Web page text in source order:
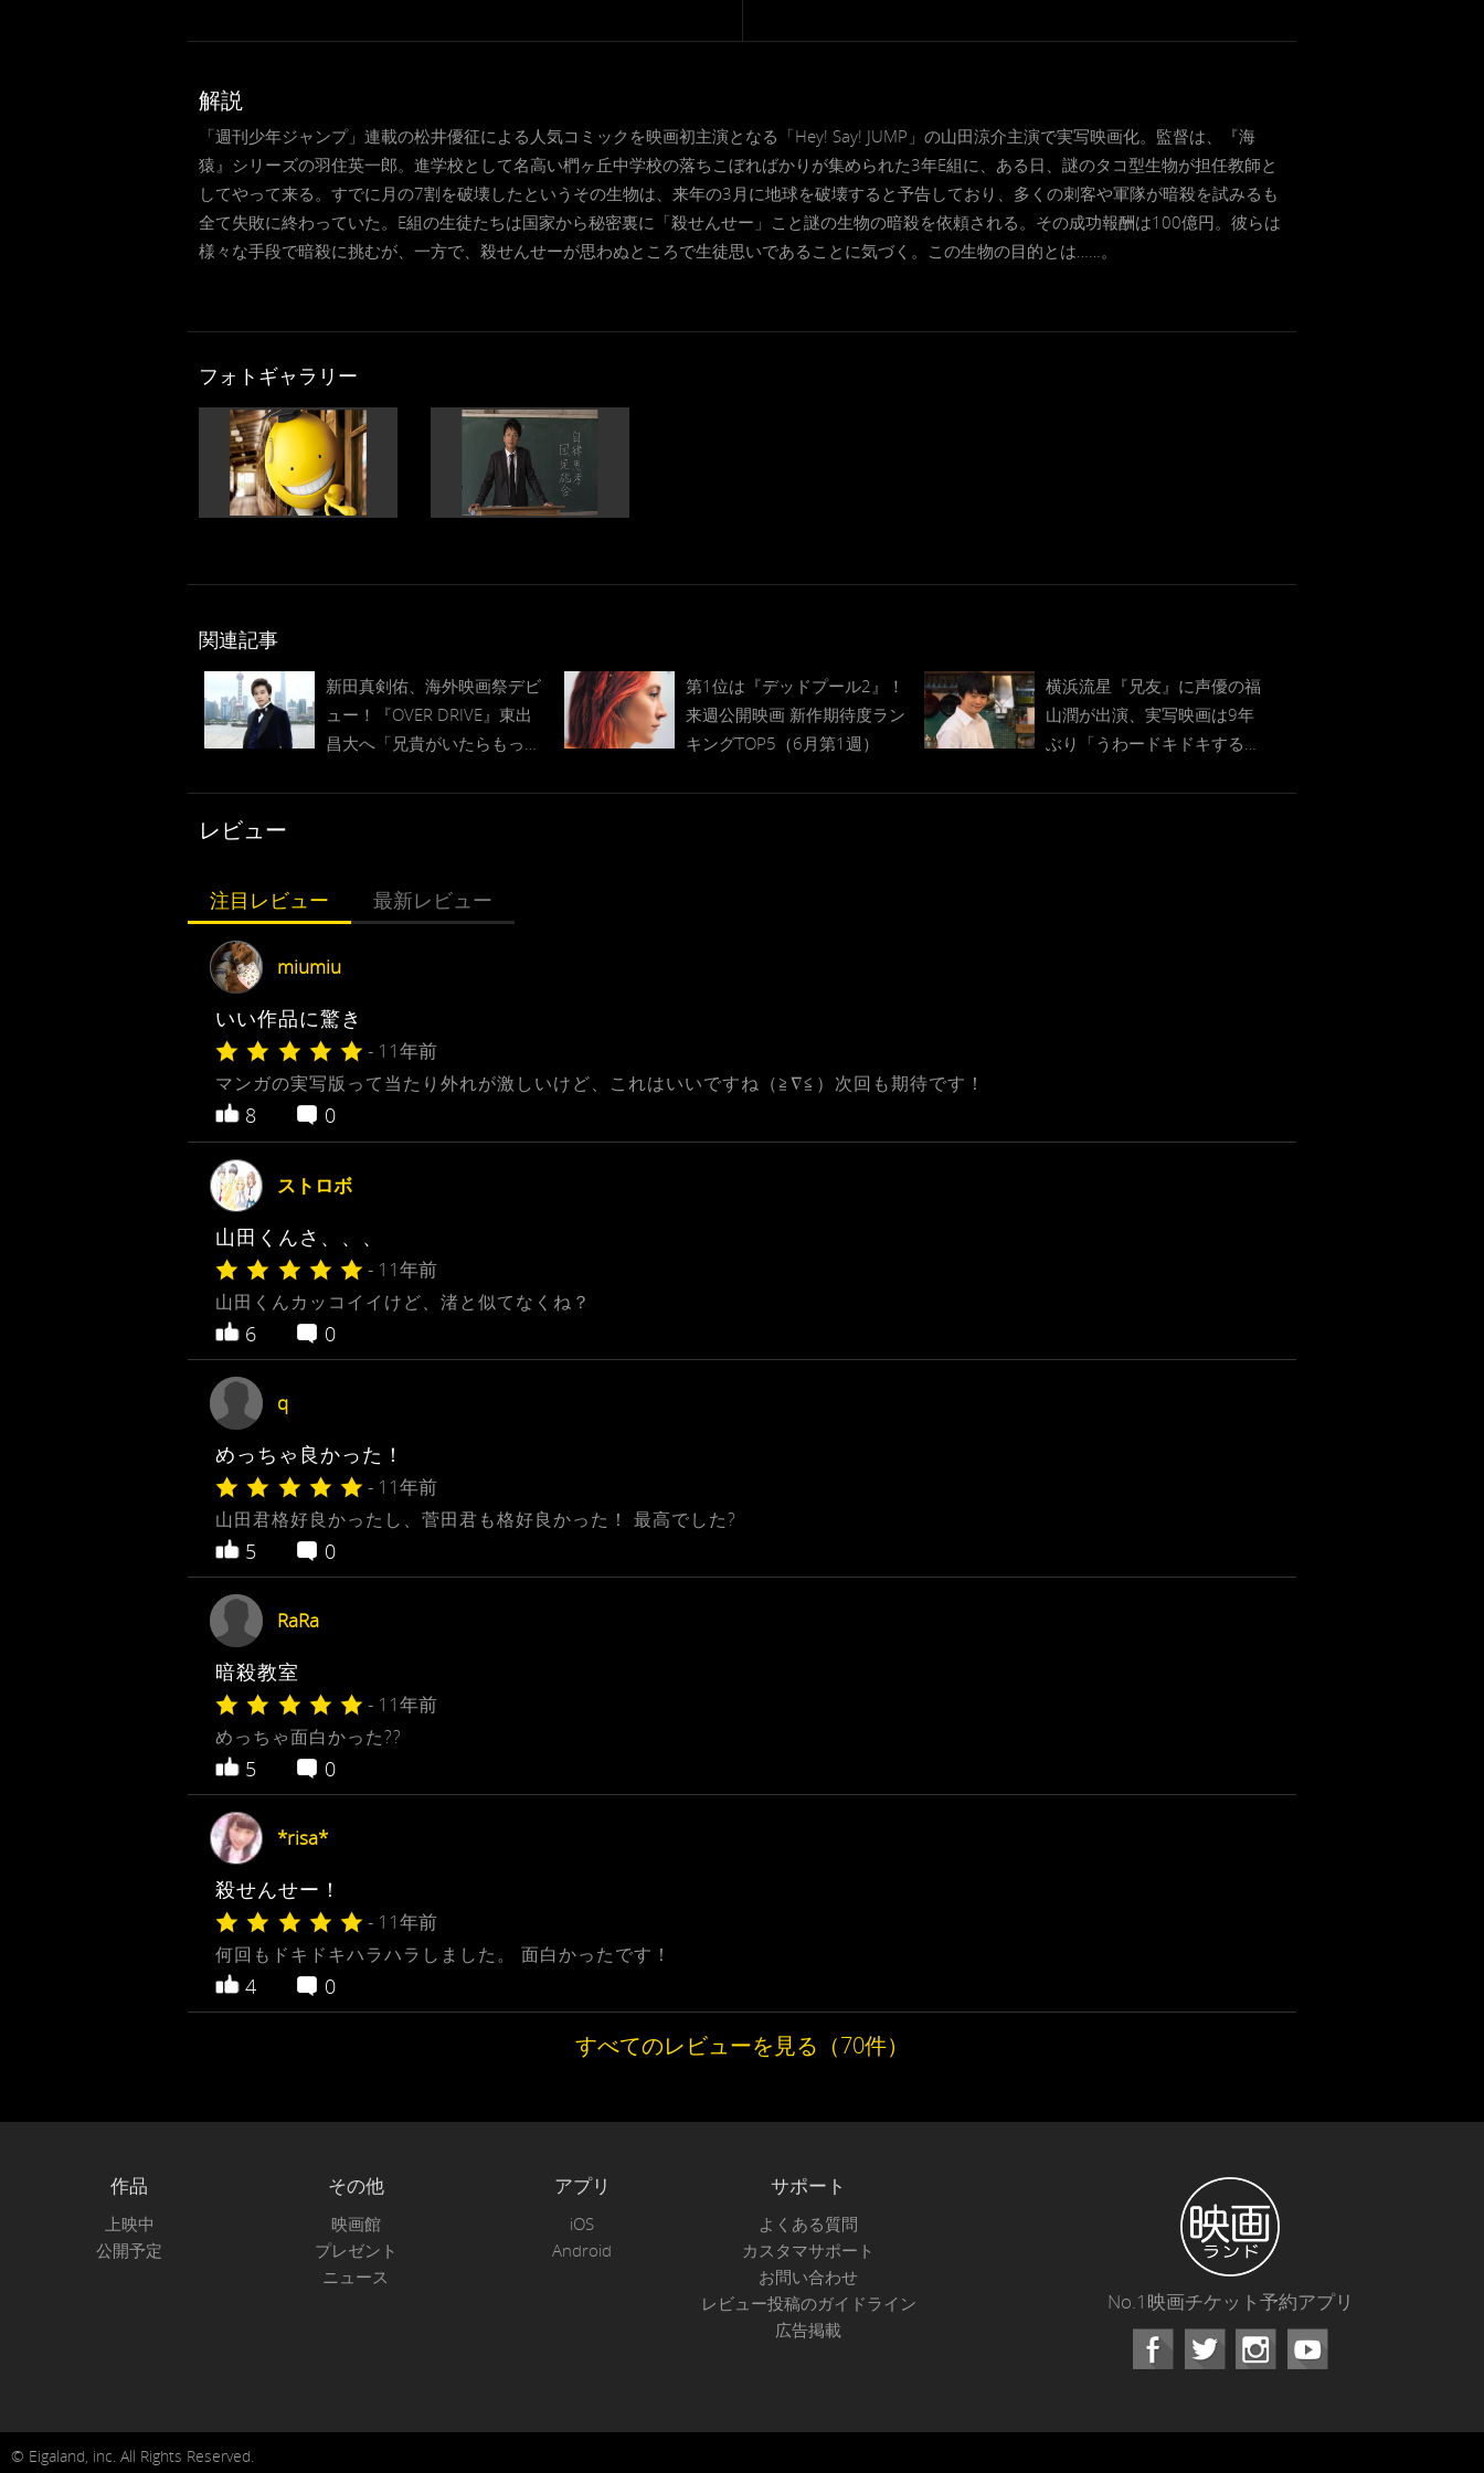
解説
「週刊少年ジャンプ」連載の松井優征による人気コミックを映画初主演となる「Hey! Say! JUMP」の山田涼介主演で実写映画化。監督は、『海
猿』シリーズの羽住英一郎。進学校として名高い椚ヶ丘中学校の落ちこぼればかりが集められた3年E組に、ある日、謎のタコ型生物が担任教師と
してやって来る。すでに月の7割を破壊したというその生物は、来年の3月に地球を破壊すると予告しており、多くの刺客や軍隊が暗殺を試みるも
全て失敗に終わっていた。E組の生徒たちは国家から秘密裏に「殺せんせー」こと謎の生物の暗殺を依頼される。その成功報酬は100億円。彼らは
様々な手段で暗殺に挑むが、一方で、殺せんせーが思わぬところで生徒思いであることに気づく。この生物の目的とは……。
フォトギャラリー
関連記事
新田真剣佑、海外映画祭デビ
ュー！『OVER DRIVE』東出
昌大へ「兄貴がいたらもっと
第1位は『デッドプール2』！
来週公開映画 新作期待度ラン
キングTOP5（6月第1週）
横浜流星『兄友』に声優の福
山潤が出演、実写映画は9年
ぶり「うわードキドキする
レビュー
注目レビュー 最新レビュー
miumiu
いい作品に驚き
- 11年前
マンガの実写版って当たり外れが激しいけど、これはいいですね（≧∇≦）次回も期待です！
8 0
ストロボ
山田くんさ、、、
- 11年前
山田くんカッコイイけど、渚と似てなくね？
6 0
q
めっちゃ良かった！
- 11年前
山田君格好良かったし、菅田君も格好良かった！ 最高でした?
5 0
RaRa
暗殺教室
- 11年前
めっちゃ面白かった??
5 0
*risa*
殺せんせー！
- 11年前
何回もドキドキハラハラしました。 面白かったです！
4 0
すべてのレビューを見る（70件）
作品
上映中
公開予定
その他
映画館
プレゼント
ニュース
アプリ
iOS
Android
サポート
よくある質問
カスタマサポート
お問い合わせ
レビュー投稿のガイドライン
広告掲載
No.1映画チケット予約アプリ
Facebook Instagram
© Eigaland, inc. All Rights Reserved.